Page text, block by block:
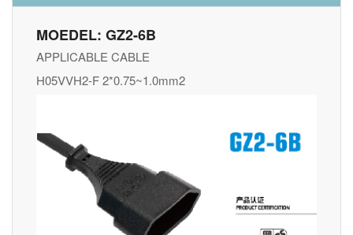
MOEDEL: GZ2-6B
APPLICABLE CABLE
H05VVH2-F 2*0.75~1.0mm2